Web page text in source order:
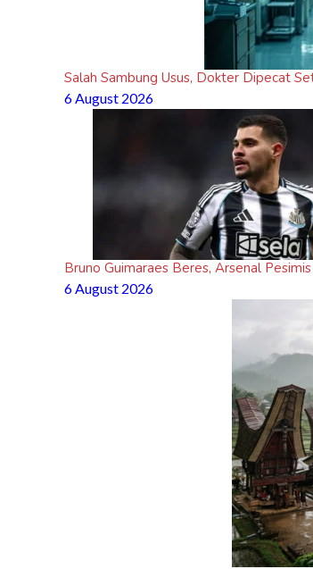
Salah Sambung Usus, Dokter Dipecat
6 August 2026
Bruno Guimaraes Beres, Arsenal
6 August 2026